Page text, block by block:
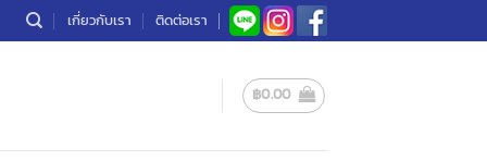
เกี่ยวกับเรา ติดต่อเรา
฿0.00